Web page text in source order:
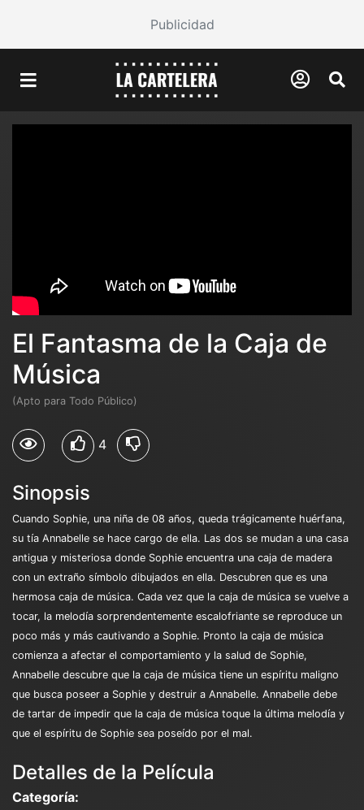
Publicidad
El Fantasma de la Caja de
Música
(Apto para Todo Público)
4
Sinopsis
Cuando Sophie, una niña de 08 años, queda trágicamente huérfana,
su tía Annabelle se hace cargo de ella. Las dos se mudan a una casa
antigua y misteriosa donde Sophie encuentra una caja de madera
con un extraño símbolo dibujados en ella. Descubren que es una
hermosa caja de música. Cada vez que la caja de música se vuelve a
tocar, la melodía sorprendentemente escalofriante se reproduce un
poco más y más cautivando a Sophie. Pronto la caja de música
comienza a afectar el comportamiento y la salud de Sophie,
Annabelle descubre que la caja de música tiene un espíritu maligno
que busca poseer a Sophie y destruir a Annabelle. Annabelle debe
de tartar de impedir que la caja de música toque la última melodía y
que el espíritu de Sophie sea poseído por el mal.
Detalles de la Película
Categoría: